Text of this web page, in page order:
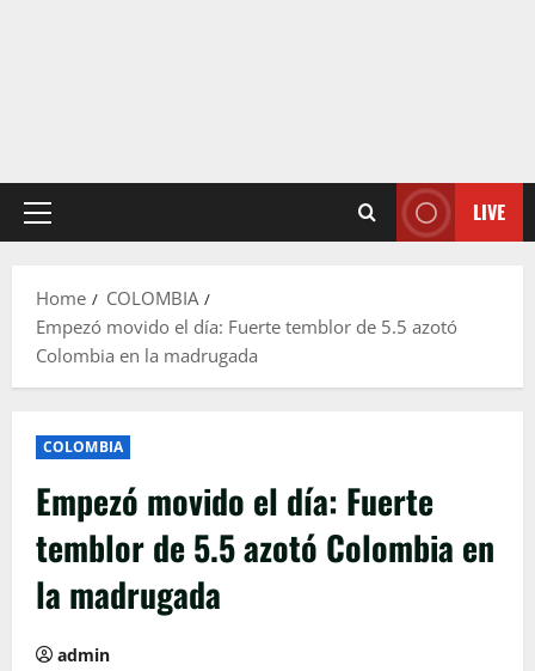
Primary
LIVE
Home
COLOMBIA
Empezó movido el día: Fuerte temblor de 5.5 azotó
Colombia en la madrugada
COLOMBIA
Empezó movido el día: Fuerte
temblor de 5.5 azotó Colombia en
la madrugada
admin